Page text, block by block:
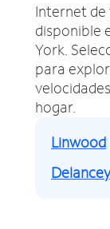
Internet
disponible
York.
para
hogar.
Linwood
Delancey